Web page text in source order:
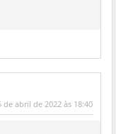
de abril de 2022 às 18:40